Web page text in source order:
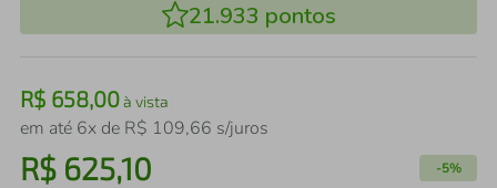
21.933 pontos
R$ 658,00à vista
em até 6x de R$ 109,66 s/juros
R$ 625,10 -5%